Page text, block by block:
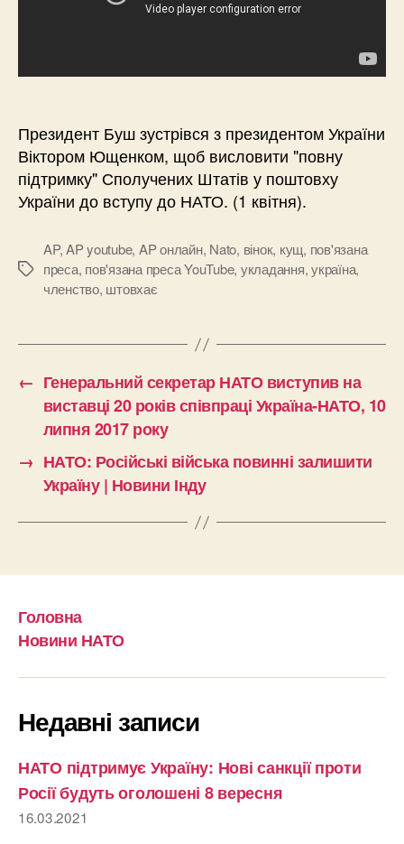
Президент Буш зустрівся з президентом України
Віктором Ющенком, щоб висловити "повну
підтримку" Сполучених Штатів у поштовху
України до вступу до НАТО. (1 квітня).
Позначки
AP,AP youtube, AP онлайн, Nato, вінок, кущ, пов'язана
преса, пов'язана преса YouTube, укладання,україна,
членство, штовхає
← Генеральний секретар НАТО виступив на
виставці 20 років співпраці Україна-НАТО, 10
липня 2017 року
→ НАТО: Російські війська повинні залишити
Україну | Новини Інду
Головна
Новини НАТО
Недавні записи
НАТО підтримує Україну: Нові санкції проти
Росії будуть оголошені 8 вересня
16.03.2021